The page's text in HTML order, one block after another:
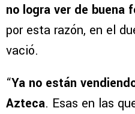
no logra ver de buena
por esta razón, en el
vació.
“Ya no están
Azteca. Esas en las